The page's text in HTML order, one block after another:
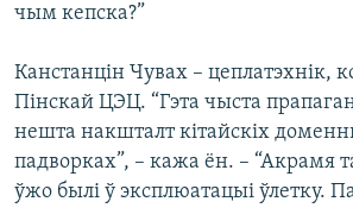
чым кепска?”
Канстанцін Чувах – цеплатэхнік,
Пінскай ЦЭЦ. “Гэта чыста
нешта накшталт кітайскіх
падворках”, – кажа ён. – “Акрамя
ўжо былі ў эксплюатацыі ўлетку.